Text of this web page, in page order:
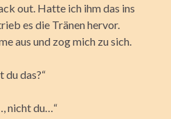
out. Hatte ich ihm das ins
es die Tränen hervor.
aus und zog mich zu sich.
du das?“
nicht du…“